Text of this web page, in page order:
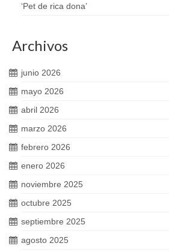
‘Pet de rica dona’
Archivos
junio 2026
mayo 2026
abril 2026
marzo 2026
febrero 2026
enero 2026
noviembre 2025
octubre 2025
septiembre 2025
agosto 2025